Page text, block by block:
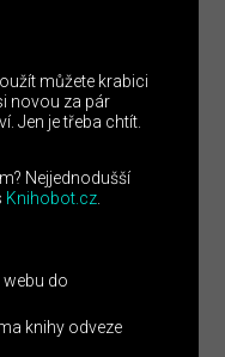
můžete krabici
novou za pár
Jen je třeba chtít.
Nejjednodušší
Knihobot.cz
do
knihy odveze